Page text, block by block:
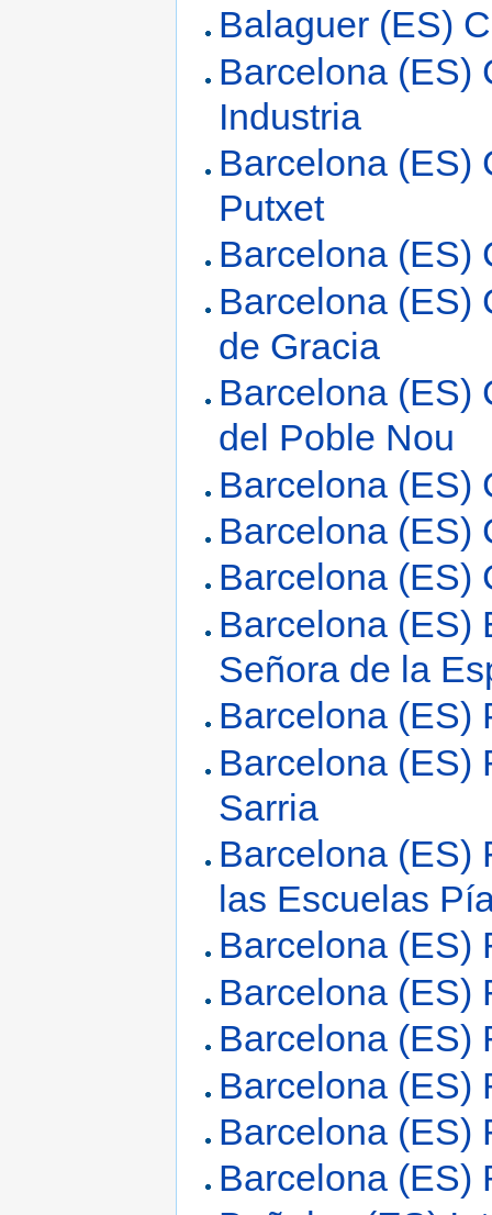
Balaguer (ES)
Barcelona (ES)
Industria
Barcelona (ES)
Putxet
Barcelona (ES)
Barcelona (ES)
de Gracia
Barcelona (ES)
del Poble Nou
Barcelona (ES)
Barcelona (ES)
Barcelona (ES)
Barcelona (ES)
Señora de la
Barcelona (ES)
Barcelona (ES)
Sarria
Barcelona (ES)
las Escuelas
Barcelona (ES)
Barcelona (ES)
Barcelona (ES)
Barcelona (ES)
Barcelona (ES)
Barcelona (ES)